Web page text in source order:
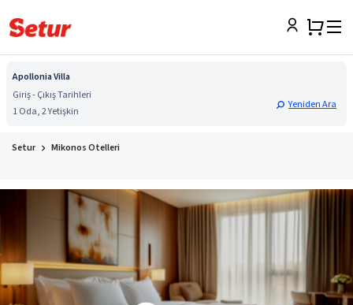
Apollonia Villa
Giriş - Çıkış Tarihleri
1 Oda, 2 Yetişkin
Yeniden Ara
Setur Mikonos Otelleri